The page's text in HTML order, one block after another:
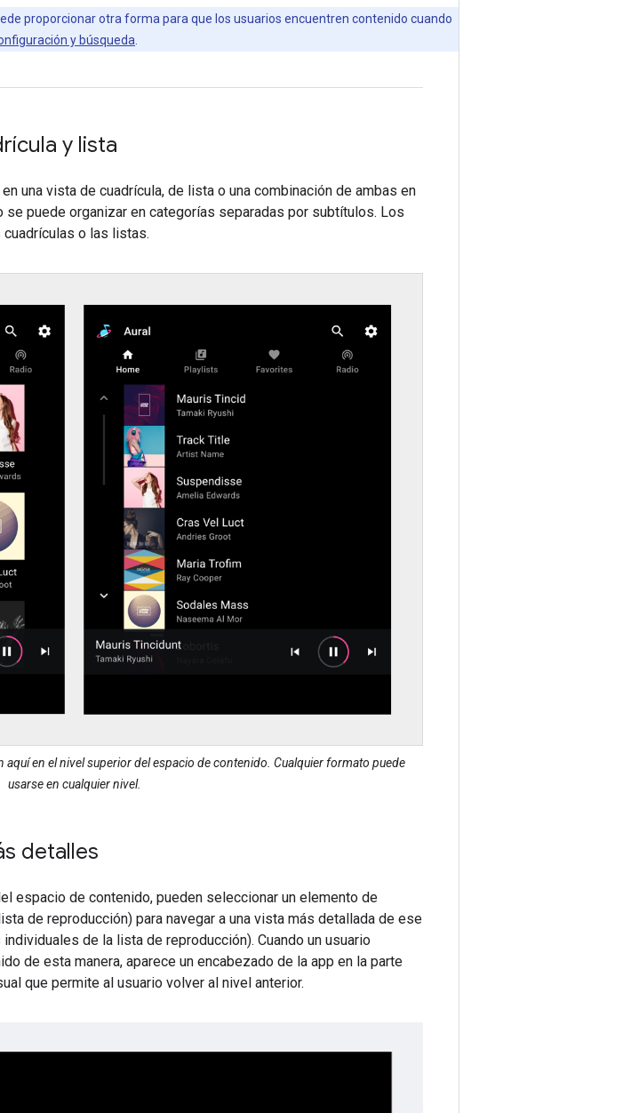
proporcionar otra forma para que los usuarios encuentren contenido cuando
y búsqueda
y lista
una vista de cuadrícula, de lista o una combinación de ambas en
puede organizar en categorías separadas por subtítulos. Los
o las listas.
en el nivel superior del espacio de contenido. Cualquier formato puede
usarse en cualquier nivel.
detalles
espacio de contenido, pueden seleccionar un elemento de
de reproducción) para navegar a una vista más detallada de ese
de la lista de reproducción). Cuando un usuario
de esta manera, aparece un encabezado de la app en la parte
que permite al usuario volver al nivel anterior.